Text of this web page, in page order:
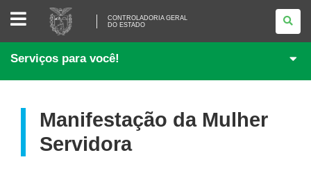
CONTROLADORIA
GERAL
DO
ESTADO
CONTROLADORIA GERAL
DO ESTADO
Serviços para você!
Manifestação da Mulher
Servidora